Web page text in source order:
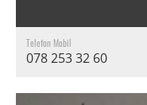
Telefon Mobil
078 253 32 60